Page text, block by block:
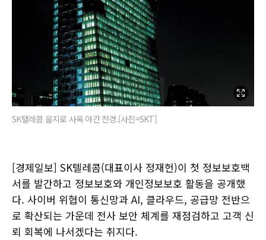
SK텔레콤 을지로 사옥 야간 전경.[사진=SKT]
[경제일보] SK텔레콤(대표이사 정재헌)이 첫 정보보호백
서를 발간하고 정보보호와 개인정보보호 활동을 공개했
다. 사이버 위협이 통신망과 AI, 클라우드, 공급망 전반으
로 확산되는 가운데 전사 보안 체계를 재점검하고 고객 신
뢰 회복에 나서겠다는 취지다.